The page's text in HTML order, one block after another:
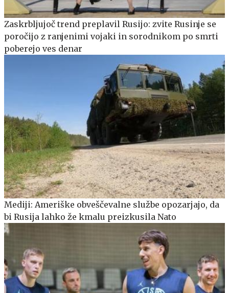
Zaskrbljujoč trend preplavil Rusijo: zvite Rusinje se
poročijo z ranjenimi vojaki in sorodnikom po smrti
poberejo ves denar
Mediji: Ameriške obveščevalne službe opozarjajo, da
bi Rusija lahko že kmalu preizkusila Nato